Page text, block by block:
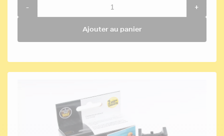
- +
Ajouter au panier